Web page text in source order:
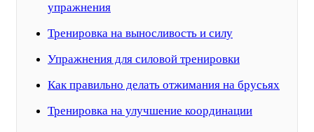
упражнения
Тренировка на выносливость и силу
Упражнения для силовой тренировки
Как правильно делать отжимания на брусьях
Тренировка на улучшение координации